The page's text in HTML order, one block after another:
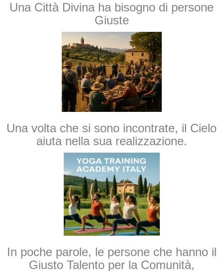
Una Città Divina ha bisogno di persone
Giuste
Una volta che si sono incontrate, il Cielo
aiuta nella sua realizzazione.
In poche parole, le persone che hanno il
Giusto Talento per la Comunità,